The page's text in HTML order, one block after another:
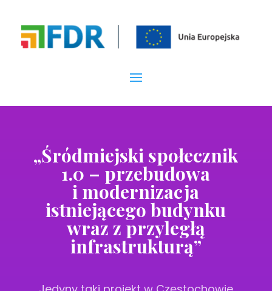
„Śródmiejski społecznik
1.0 – przebudowa
i modernizacja
istniejącego budynku
wraz z przyległą
infrastrukturą”